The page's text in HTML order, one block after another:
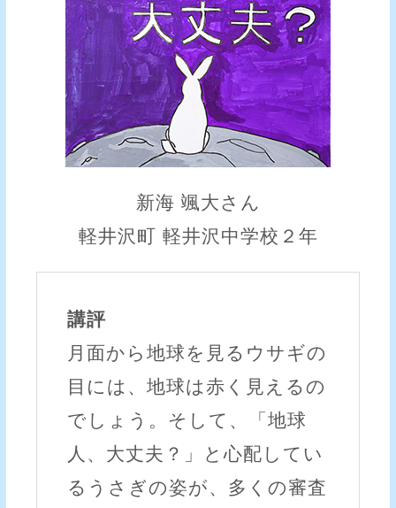
新海 颯大さん
軽井沢町 軽井沢中学校２年
講評
月面から地球を見るウサギの
目には、地球は赤く見えるの
でしょう。そして、「地球
人、大丈夫？」と心配してい
るうさぎの姿が、多くの審査